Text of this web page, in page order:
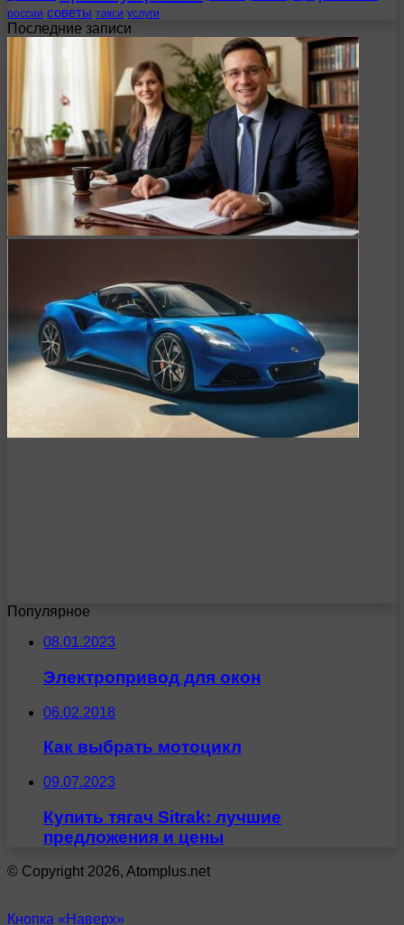
россии советы такси услуги
Последние записи
Популярное
08.01.2023
Электропривод для окон
06.02.2018
Как выбрать мотоцикл
09.07.2023
Купить тягач Sitrak: лучшие
предложения и цены
© Copyright 2026, Atomplus.net
Кнопка «Наверх»